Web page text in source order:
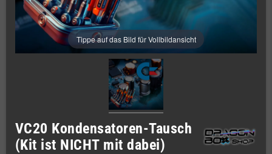
Tippe auf das Bild für Vollbildansicht
VC20 Kondensatoren-Tausch
(Kit ist NICHT mit dabei)